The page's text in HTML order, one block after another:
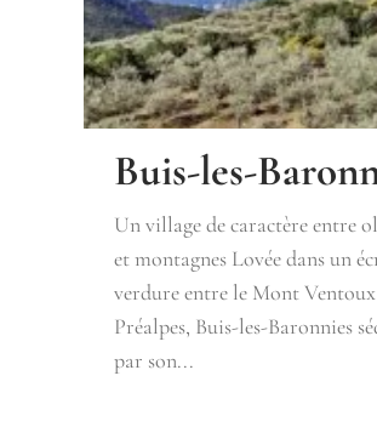
Buis-les-
Un village de caractère entre
et montagnes Lovée dans un
verdure entre le Mont
Préalpes, Buis-les-Baronnies
par son...